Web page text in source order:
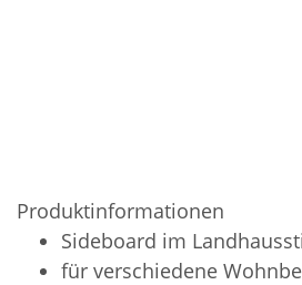
Produktinformationen
Sideboard im
für verschiedene